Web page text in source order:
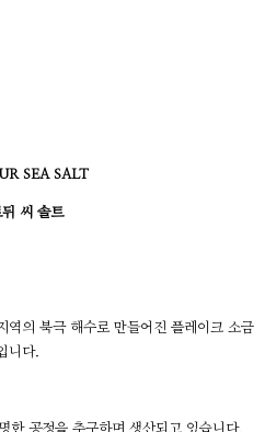
SEA SALT
뒤 씨 솔트
역의 북극 해수로 만들어진 플레이크 소금
니다.
한 공정을 추구하며 생산되고 있습니다.